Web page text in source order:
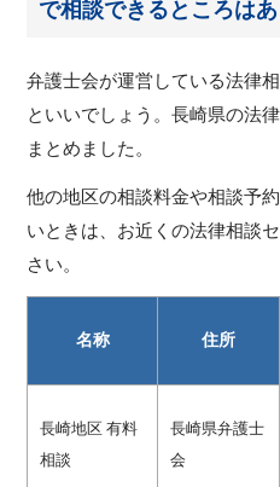
で相談できるところは
弁護士会が運営している法律
といいでしょう。長崎県の法
まとめました。
他の地区の相談料金や相談予
いときは、お近くの法律相談
さい。
名称 住所
長崎地区 有料
相談
長崎県弁護士
会